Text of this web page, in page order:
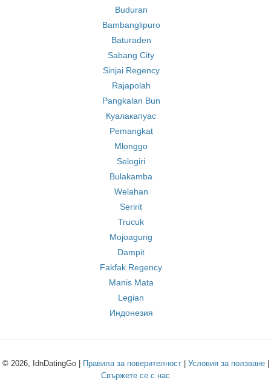
Buduran
Bambanglipuro
Baturaden
Sabang City
Sinjai Regency
Rajapolah
Pangkalan Bun
Куалакапуас
Pemangkat
Mlonggo
Selogiri
Bulakamba
Welahan
Seririt
Trucuk
Mojoagung
Dampit
Fakfak Regency
Manis Mata
Legian
Индонезия
© 2026, IdnDatingGo | Правила за поверителност| Условия за ползване|
Свържете се с нас